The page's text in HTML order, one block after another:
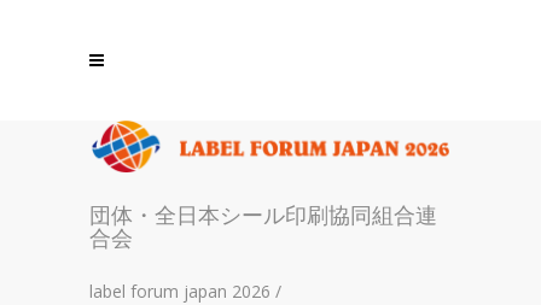
団体・全日本シール印刷協同組合連
合会
label forum japan 2026 /